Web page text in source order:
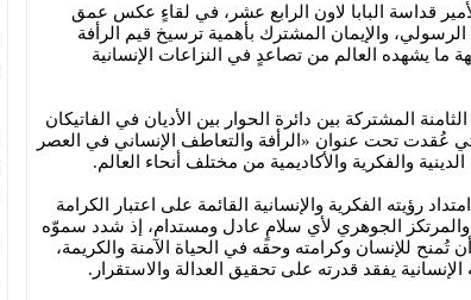
قداسة البابا لاون الرابع عشر، في لقاءٍ عكس عمق
الرسولي، والإيمان المشترك بأهمية ترسيخ قيم الرأفة
ما يشهده العالم من تصاعدٍ في النزاعات الإنسانية
المشتركة بين دائرة الحوار بين الأديان في الفاتيكان
عُقدت تحت عنوان «الرأفة والتعاطف الإنساني في العصر
والفكرية والأكاديمية من مختلف أنحاء العالم.
رؤيته الفكرية والإنسانية القائمة على اعتبار الكرامة
والمرتكز الجوهري لأي سلامٍ عادل ومستدام، إذ شدد سموّه
للإنسان وكرامته وحقه في الحياة الآمنة والكريمة،
يفقد قدرته على تحقيق العدالة والاستقرار.